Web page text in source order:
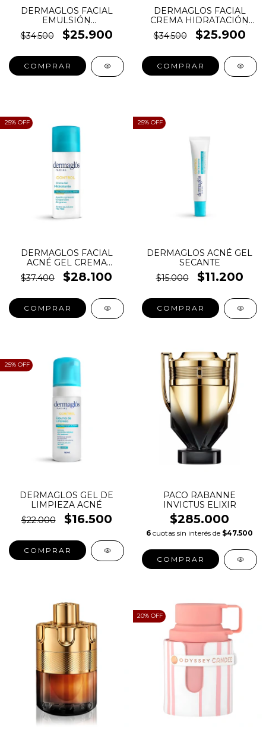
DERMAGLOS FACIAL
EMULSIÓN
HIDRATACIÓN
EQUILIBRADA MIXTA DÍA
$34.500 $25.900
COMPRAR
DERMAGLOS FACIAL
CREMA HIDRATACIÓN
EQUILIBRADA SECA DÍA
F30
$34.500 $25.900
COMPRAR
25% OFF
DERMAGLOS FACIAL
ACNÉ GEL CREMA
HIDRATANTE
$37.400 $28.100
COMPRAR
25% OFF
DERMAGLOS ACNÉ GEL
SECANTE
$15.000
$11.200
COMPRAR
25% OFF
DERMAGLOS GEL DE
LIMPIEZA ACNÉ
$22.000
$16.500
COMPRAR
PACO RABANNE
INVICTUS ELIXIR
$285.000
6 cuotas sin interés de $47.500
COMPRAR
20% OFF